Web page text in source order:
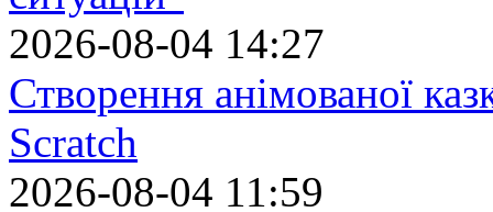
2026-08-04 14:27
Створення анімованої
Scratch
2026-08-04 11:59